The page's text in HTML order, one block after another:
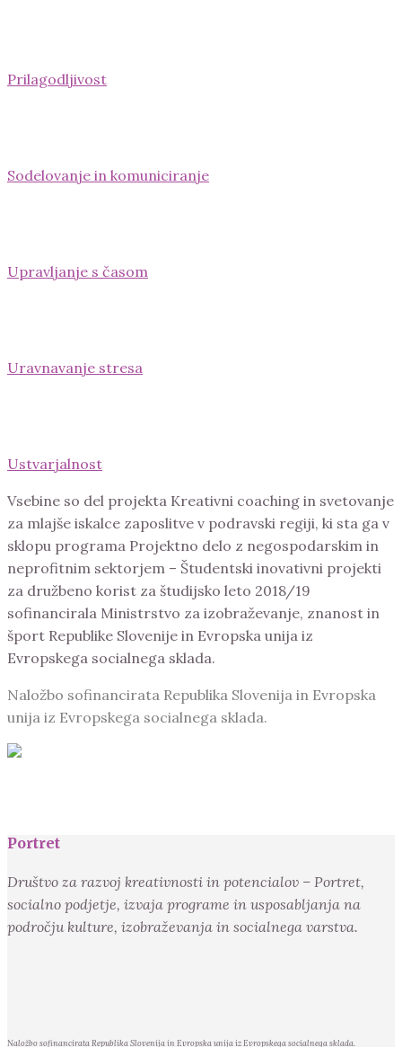
Prilagodljivost
Sodelovanje in komuniciranje
Upravljanje s časom
Uravnavanje stresa
Ustvarjalnost
Vsebine so del projekta Kreativni coaching in svetovanje
za mlajše iskalce zaposlitve v podravski regiji, ki sta ga v
sklopu programa Projektno delo z negospodarskim in
neprofitnim sektorjem – Študentski inovativni projekti
za družbeno korist za študijsko leto 2018/19
sofinancirala Ministrstvo za izobraževanje, znanost in
šport Republike Slovenije in Evropska unija iz
Evropskega socialnega sklada.
Naložbo sofinancirata Republika Slovenija in Evropska
unija iz Evropskega socialnega sklada.
Portret
Društvo za razvoj kreativnosti in potencialov – Portret,
socialno podjetje, izvaja programe in usposabljanja na
področju kulture, izobraževanja in socialnega varstva.
Naložbo sofinancirata Republika Slovenija in Evropska unija iz Evropskega socialnega sklada.